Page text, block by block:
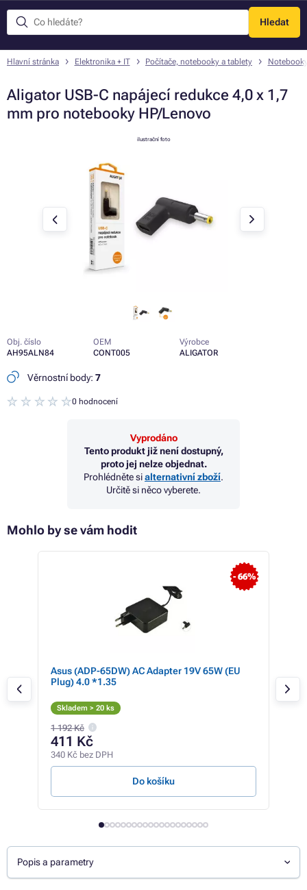
Hledat
Menu
Hlavní stránka Elektronika + IT Počítače, notebooky a tablety
Aligator USB-C napájecí redukce 4,0 x 1,7
mm pro notebooky HP/Lenovo
ilustrační foto
Obj. číslo
AH95ALN84
OEM
CONT005
Výrobce
ALIGATOR
Věrnostní body: 7
0 hodnocení
Vyprodáno
Tento produkt již není dostupný,
proto jej nelze objednat.
Prohlédněte sialternativní zboží.
Určitě si něco vyberete.
Mohlo by se vám hodit
- 66%
Asus (ADP-65DW) AC Adapter 19V 65W (EU
Plug) 4.0 *1.35
Skladem > 20 ks
1 192 Kč
411 Kč
340 Kč bez DPH
Do košíku
Popis a parametry